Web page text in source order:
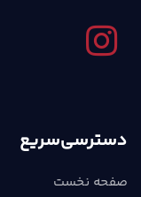
دسترسی‌سریع
صفحه نخست